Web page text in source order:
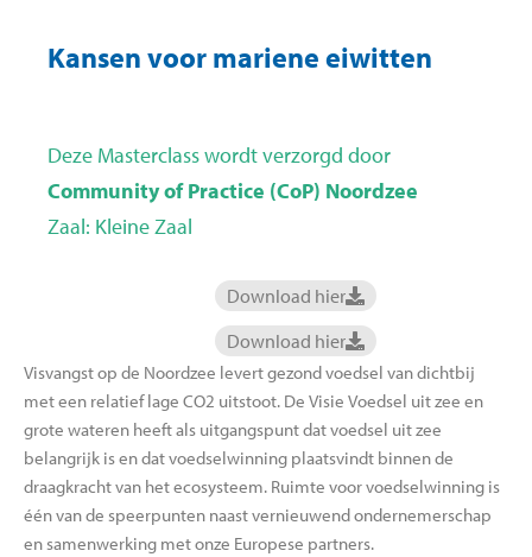
Kansen voor mariene eiwitten
Deze Masterclass wordt verzorgd door
Community of Practice (CoP) Noordzee
Zaal: Kleine Zaal
Download hier
Download hier
Visvangst op de Noordzee levert gezond voedsel van dichtbij
met een relatief lage CO2 uitstoot. De Visie Voedsel uit zee en
grote wateren heeft als uitgangspunt dat voedsel uit zee
belangrijk is en dat voedselwinning plaatsvindt binnen de
draagkracht van het ecosysteem. Ruimte voor voedselwinning is
één van de speerpunten naast vernieuwend ondernemerschap
en samenwerking met onze Europese partners.